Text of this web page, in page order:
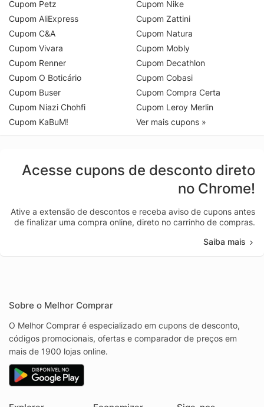
Cupom Petz
Cupom AliExpress
Cupom C&A
Cupom Vivara
Cupom Renner
Cupom O Boticário
Cupom Buser
Cupom Niazi Chohfi
Cupom KaBuM!
Cupom Nike
Cupom Zattini
Cupom Natura
Cupom Mobly
Cupom Decathlon
Cupom Cobasi
Cupom Compra Certa
Cupom Leroy Merlin
Ver mais cupons »
Acesse cupons de desconto direto
no Chrome!
Ative a extensão de descontos e receba aviso de cupons antes
de finalizar uma compra online, direto no carrinho de compras.
Saiba mais
Sobre o Melhor Comprar
O Melhor Comprar é especializado em cupons de desconto,
códigos promocionais, ofertas e comparador de preços em
mais de 1900 lojas online.